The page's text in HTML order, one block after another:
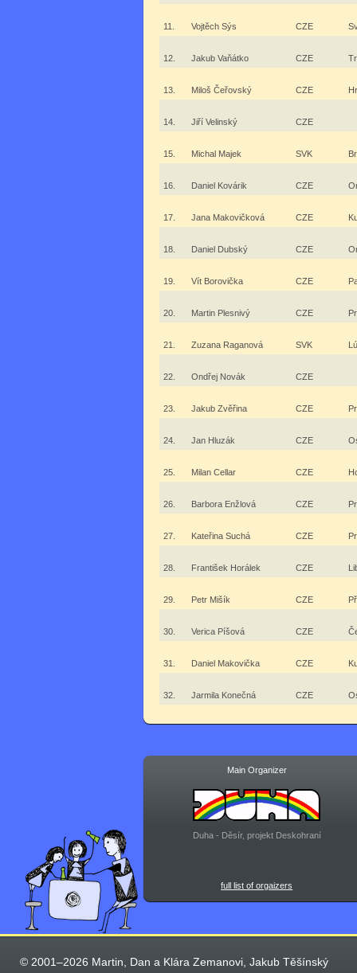
11. Vojtěch Sýs CZE
12. Jakub Vaňátko CZE
13. Miloš Čeřovský CZE
14. Jiří Velinský CZE
15. Michal Majek SVK
16. Daniel Kovárik CZE
17. Jana Makovičková CZE
18. Daniel Dubský CZE
19. Vít Borovička CZE
20. Martin Plesnivý CZE
21. Zuzana Raganová SVK
22. Ondřej Novák CZE
23. Jakub Zvěřina CZE
24. Jan Hluzák CZE
25. Milan Cellar CZE
26. Barbora Enžlová CZE
27. Kateřina Suchá CZE
28. František Horálek CZE
29. Petr Mišík CZE
30. Verica Píšová CZE
31. Daniel Makovička CZE
32. Jarmila Konečná CZE
Main Organizer
Duha - Děsír, projekt Deskohraní
full list of orgaizers
© 2001–2026 Martin, Dan a Klára Zemanovi, Jakub Těšínský